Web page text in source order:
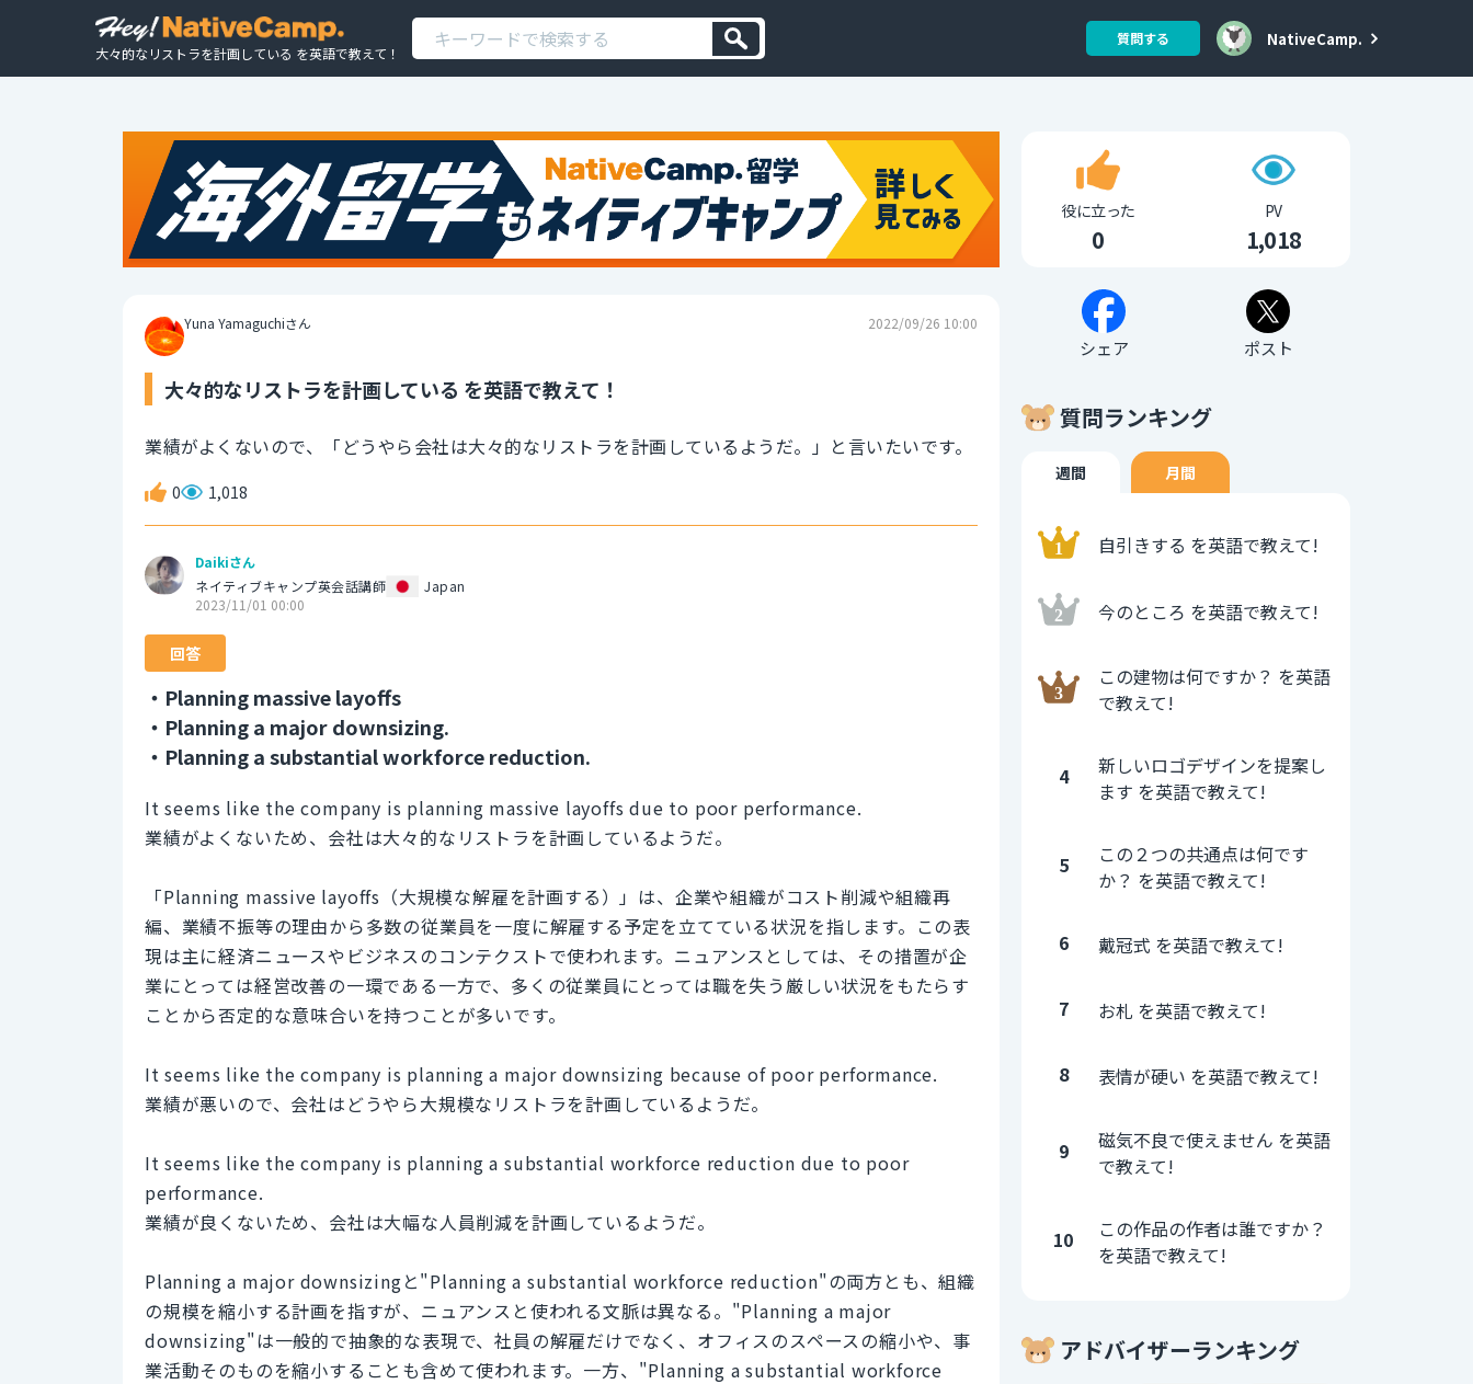
大々的なリストラを計画している を英語で教えて！
質問する NativeCamp.
Yuna Yamaguchiさん 2022/09/26 10:00
大々的なリストラを計画している を英語で教えて！
業績がよくないので、「どうやら会社は大々的なリストラを計画しているようだ。」と言いたいです。
0 1,018
Daikiさん
ネイティブキャンプ英会話講師
Japan
2023/11/01 00:00
回答
・Planning massive layoffs
・Planning a major downsizing.
・Planning a substantial workforce reduction.
It seems like the company is planning massive layoffs due to poor performance.
業績がよくないため、会社は大々的なリストラを計画しているようだ。
「Planning massive layoffs（大規模な解雇を計画する）」は、企業や組織がコスト削減や組織再
編、業績不振等の理由から多数の従業員を一度に解雇する予定を立てている状況を指します。この表
現は主に経済ニュースやビジネスのコンテクストで使われます。ニュアンスとしては、その措置が企
業にとっては経営改善の一環である一方で、多くの従業員にとっては職を失う厳しい状況をもたらす
ことから否定的な意味合いを持つことが多いです。
It seems like the company is planning a major downsizing because of poor performance.
業績が悪いので、会社はどうやら大規模なリストラを計画しているようだ。
It seems like the company is planning a substantial workforce reduction due to poor
performance.
業績が良くないため、会社は大幅な人員削減を計画しているようだ。
Planning a major downsizingと"Planning a substantial workforce reduction"の両方とも、組織
の規模を縮小する計画を指すが、ニュアンスと使われる文脈は異なる。"Planning a major
downsizing"は一般的で抽象的な表現で、社員の解雇だけでなく、オフィスのスペースの縮小や、事
業活動そのものを縮小することも含めて使われます。一方、"Planning a substantial workforce
役に立った
0
PV
1,018
シェア ポスト
質問ランキング
週間 月間
自引きする を英語で教えて!
今のところ を英語で教えて!
この建物は何ですか？ を英語
で教えて!
4
新しいロゴデザインを提案し
ます を英語で教えて!
5
この２つの共通点は何です
か？ を英語で教えて!
6 戴冠式 を英語で教えて!
7 お札 を英語で教えて!
8 表情が硬い を英語で教えて!
9
磁気不良で使えません を英語
で教えて!
10
この作品の作者は誰ですか？
を英語で教えて!
アドバイザーランキング